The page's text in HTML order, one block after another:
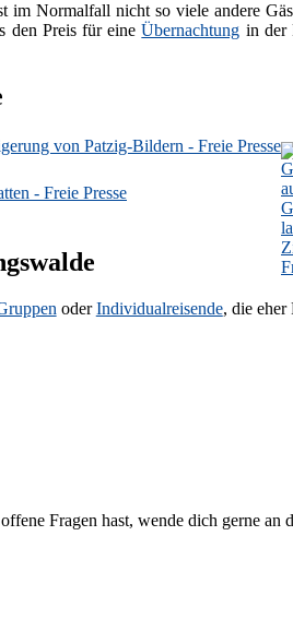
Normalfall nicht so viele andere
den Preis für eineÜbernachtung in der
von Patzig-Bildern - Freie Presse
- Freie Presse
oderIndividualreisende, die eher
Fragen hast, wende dich gerne